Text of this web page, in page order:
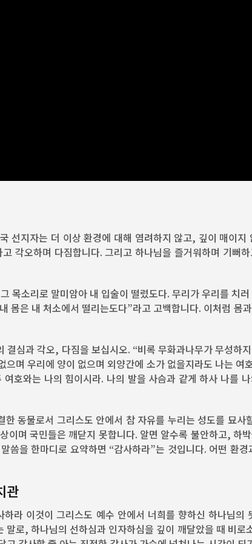
선지자는 더 이상 환경에 대해 염려하지 않고, 깊이 매이지
각오하며 다짐합니다. 그리고 하나님을 즐거워하며 기뻐
목소리로 말미암아 내 입술이 떨렸도다. 무리가 우리를 치
몸은 내 처소에서 떨리는도다”라고 고백합니다. 이처럼 몸
심과 각오, 다짐을 보십시오. “비록 무화과나무가 무성하
며 우리에 양이 없으며 외양간에 소가 없을지라도 나는 여
호와는 나의 힘이시라. 나의 발을 사슴과 같게 하사 나를
동물로서 그리스도 안에서 참 자유를 누리는 성도를 묘사
이며 국민들은 깨닫지 못합니다. 알면 알수록 불안하고, 하
씀을 한마디로 요약하면 “감사하라”는 것입니다. 어떤 환
관
라 이것이 그리스도 예수 안에서 너희를 향하신 하나님의
로, 하나님의 선하심과 인자하심을 깊이 깨달았을 때 비로